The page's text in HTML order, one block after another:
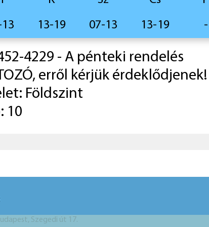
13-19 07-13 13-19 -
4229 - A pénteki rendelés
erről kérjük érdeklődjenek!
Földszint
10
Szegedi út 17.